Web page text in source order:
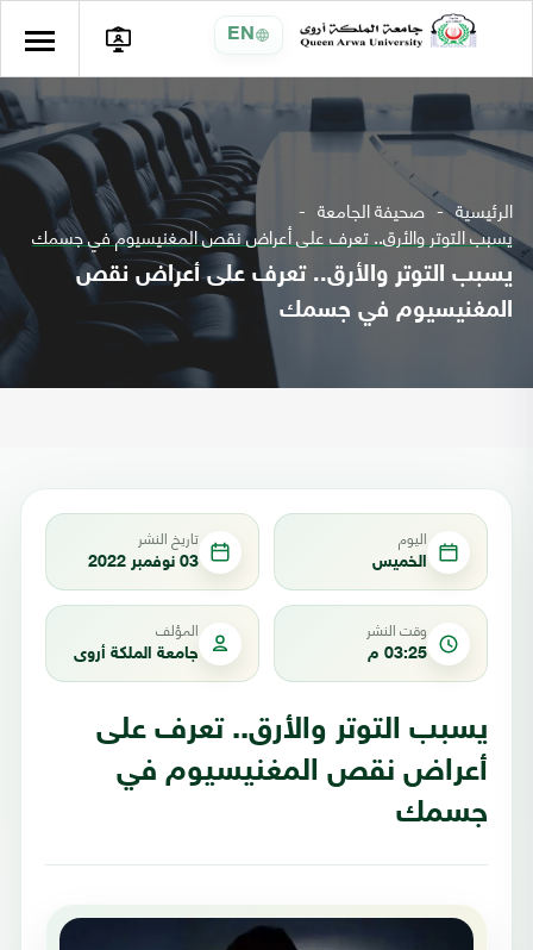
EN
الرئيسية صحيفة الجامعة
يسبب التوتر والأرق.. تعرف على أعراض نقص المغنيسيوم في جسمك
يسبب التوتر والأرق.. تعرف على أعراض نقص
المغنيسيوم في جسمك
اليوم
الخميس
تاريخ النشر
03 نوفمبر 2022
وقت النشر
03:25 م
المؤلف
جامعة الملكة أروى
يسبب التوتر والأرق.. تعرف على
أعراض نقص المغنيسيوم في
جسمك